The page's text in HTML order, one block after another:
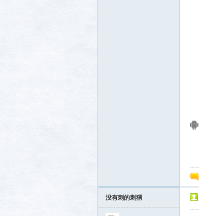
没有刺的刺猬